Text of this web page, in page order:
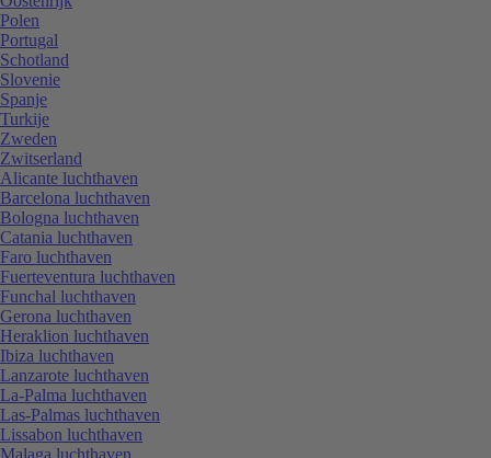
Polen
Portugal
Schotland
Slovenie
Spanje
Turkije
Zweden
Zwitserland
Alicante luchthaven
Barcelona luchthaven
Bologna luchthaven
Catania luchthaven
Faro luchthaven
Fuerteventura luchthaven
Funchal luchthaven
Gerona luchthaven
Heraklion luchthaven
Ibiza luchthaven
Lanzarote luchthaven
La-Palma luchthaven
Las-Palmas luchthaven
Lissabon luchthaven
Malaga luchthaven